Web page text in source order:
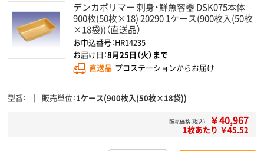
デンカポリマー 刺身・鮮魚容器 DSK075本体
900枚(50枚×18) 20290 1ケース(900枚入(50枚
×18袋))（直送品）
お申込番号：HR14235
お届け日：8月25日（火）まで
直送品 プロステーションからお届け
型番 販売単位 1ケース(900枚入(50枚×18袋))
販売価格（税込） ￥40,967
1枚あたり ￥45.52